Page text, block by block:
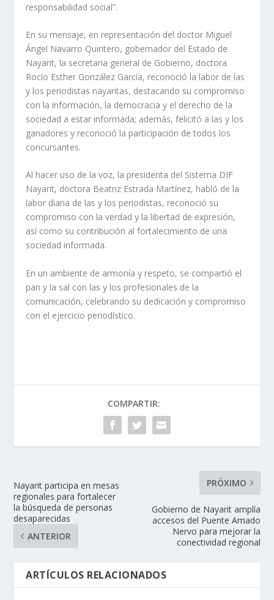
responsabilidad social”.
En su mensaje, en representación del doctor Miguel
Ángel Navarro Quintero, gobernador del Estado de
Nayarit, la secretaria general de Gobierno, doctora
Rocío Esther González García, reconoció la labor de las
y los periodistas nayaritas, destacando su compromiso
con la información, la democracia y el derecho de la
sociedad a estar informada; además, felicitó a las y los
ganadores y reconoció la participación de todos los
concursantes.
Al hacer uso de la voz, la presidenta del Sistema DIF
Nayarit, doctora Beatriz Estrada Martínez, habló de la
labor diaria de las y los periodistas, reconoció su
compromiso con la verdad y la libertad de expresión,
así como su contribución al fortalecimiento de una
sociedad informada.
En un ambiente de armonía y respeto, se compartió el
pan y la sal con las y los profesionales de la
comunicación, celebrando su dedicación y compromiso
con el ejercicio periodístico.
COMPARTIR:
Nayarit participa en mesas
regionales para fortalecer
la búsqueda de personas
desaparecidas
ANTERIOR
PRÓXIMO
Gobierno de Nayarit amplía
accesos del Puente Amado
Nervo para mejorar la
conectividad regional
ARTÍCULOS RELACIONADOS